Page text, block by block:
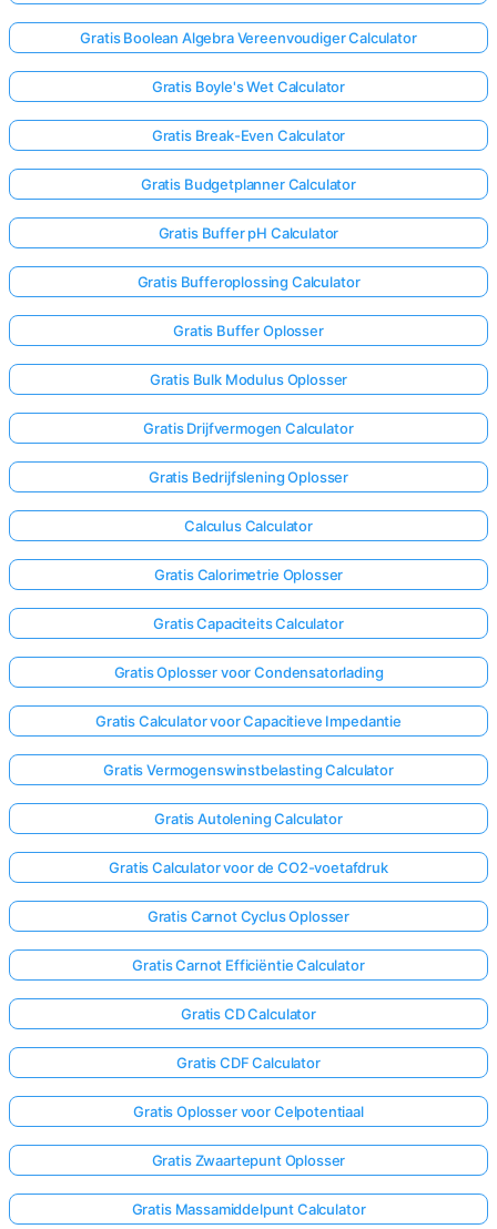
Gratis Boolean Algebra Vereenvoudiger Calculator
Gratis Boyle's Wet Calculator
Gratis Break-Even Calculator
Gratis Budgetplanner Calculator
Gratis Buffer pH Calculator
Gratis Bufferoplossing Calculator
Gratis Buffer Oplosser
Gratis Bulk Modulus Oplosser
Gratis Drijfvermogen Calculator
Gratis Bedrijfslening Oplosser
Calculus Calculator
Gratis Calorimetrie Oplosser
Gratis Capaciteits Calculator
Gratis Oplosser voor Condensatorlading
Gratis Calculator voor Capacitieve Impedantie
Gratis Vermogenswinstbelasting Calculator
Gratis Autolening Calculator
Gratis Calculator voor de CO2-voetafdruk
Gratis Carnot Cyclus Oplosser
Gratis Carnot Efficiëntie Calculator
Gratis CD Calculator
Gratis CDF Calculator
Gratis Oplosser voor Celpotentiaal
Gratis Zwaartepunt Oplosser
Gratis Massamiddelpunt Calculator